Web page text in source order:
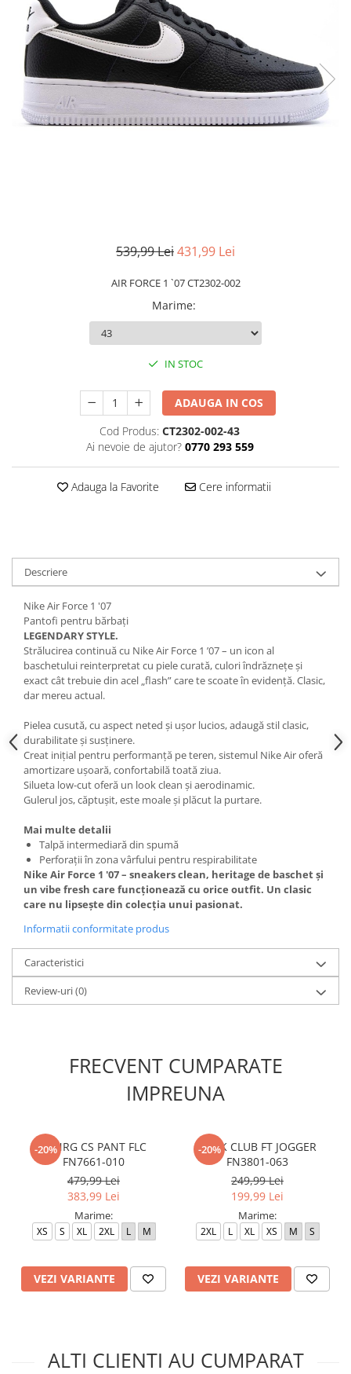
Slapi barbati
Mocasini
Pantofi sport femei
Slapi femei
Sandale & Slapi copii
539,99 Lei431,99 Lei
AIR FORCE 1 `07 CT2302-002
Marime:
IN STOC
ADAUGA IN COS
Cod Produs: CT2302-002-43
Ai nevoie de ajutor? 0770 293 559
Adauga la Favorite Cere informatii
Descriere
Nike Air Force 1 '07
Pantofi pentru bărbați
LEGENDARY STYLE.
Strălucirea continuă cu Nike Air Force 1 ’07 – un icon al
baschetului reinterpretat cu piele curată, culori îndrăznețe și
exact cât trebuie din acel „flash” care te scoate în evidență. Clasic,
dar mereu actual.
Pielea cusută, cu aspect neted și ușor lucios, adaugă stil clasic,
durabilitate și susținere.
Creat inițial pentru performanță pe teren, sistemul Nike Air oferă
amortizare ușoară, confortabilă toată ziua.
Silueta low-cut oferă un look clean și aerodinamic.
Gulerul jos, căptușit, este moale și plăcut la purtare.
Mai multe detalii
Talpă intermediară din spumă
Perforații în zona vârfului pentru respirabilitate
Nike Air Force 1 '07 – sneakers clean, heritage de baschet și
un vibe fresh care funcționează cu orice outfit. Un clasic
care nu lipsește din colecția unui pasionat.
Informatii conformitate produs
Caracteristici
Review-uri(0)
FRECVENT CUMPARATE
IMPREUNA
-20%
M NRG CS PANT FLC
FN7661-010
479,99 Lei
383,99 Lei
Marime:
XS S XL 2XL L M
VEZI VARIANTE
-20%
M NK CLUB FT JOGGER
FN3801-063
249,99 Lei
199,99 Lei
Marime:
2XL L XL XS M S
VEZI VARIANTE
ALTI CLIENTI AU CUMPARAT